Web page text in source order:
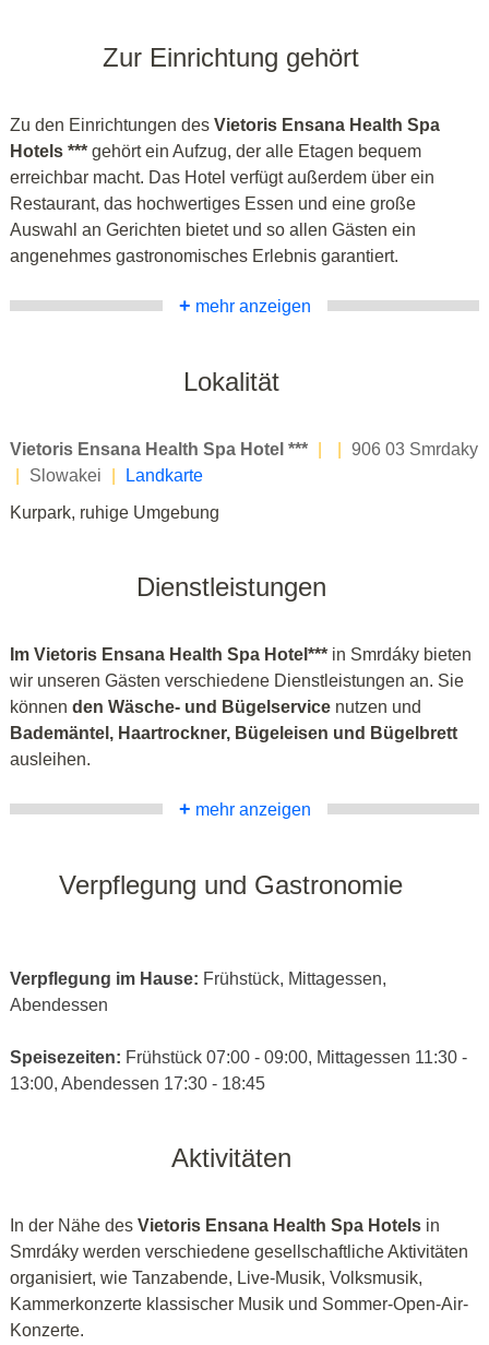
Zur Einrichtung gehört
Zu den Einrichtungen des Vietoris Ensana Health Spa
Hotels *** gehört ein Aufzug, der alle Etagen bequem
erreichbar macht. Das Hotel verfügt außerdem über ein
Restaurant, das hochwertiges Essen und eine große
Auswahl an Gerichten bietet und so allen Gästen ein
angenehmes gastronomisches Erlebnis garantiert.
+ mehr anzeigen
Lokalität
Vietoris Ensana Health Spa Hotel ***
906 03 Smrdaky
Slowakei
Landkarte
Kurpark, ruhige Umgebung
Dienstleistungen
Im Vietoris Ensana Health Spa Hotel*** in Smrdáky bieten
wir unseren Gästen verschiedene Dienstleistungen an. Sie
können den Wäsche- und Bügelservice nutzen und
Bademäntel, Haartrockner, Bügeleisen und Bügelbrett
ausleihen.
+ mehr anzeigen
Verpflegung und Gastronomie
Verpflegung im Hause: Frühstück, Mittagessen,
Abendessen
Speisezeiten: Frühstück 07:00 - 09:00, Mittagessen 11:30 -
13:00, Abendessen 17:30 - 18:45
Aktivitäten
In der Nähe des Vietoris Ensana Health Spa Hotels in
Smrdáky werden verschiedene gesellschaftliche Aktivitäten
organisiert, wie Tanzabende, Live-Musik, Volksmusik,
Kammerkonzerte klassischer Musik und Sommer-Open-Air-
Konzerte.